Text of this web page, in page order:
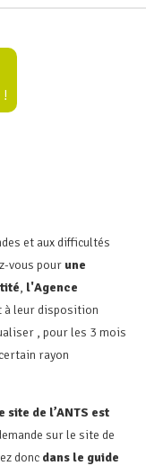
!
et aux difficultés
vous pourune
, l'Agence
à leur disposition
, pour les 3 mois
rayon
de l’ANTS est
sur le site de
donc dans le guide